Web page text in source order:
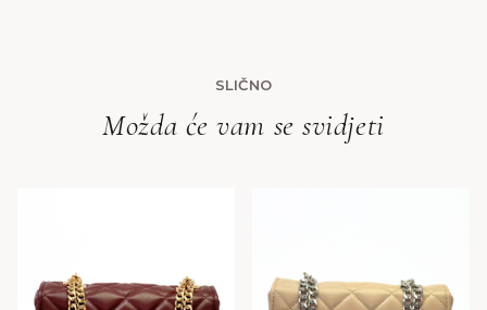
SLIČNO
Možda će vam se svidjeti